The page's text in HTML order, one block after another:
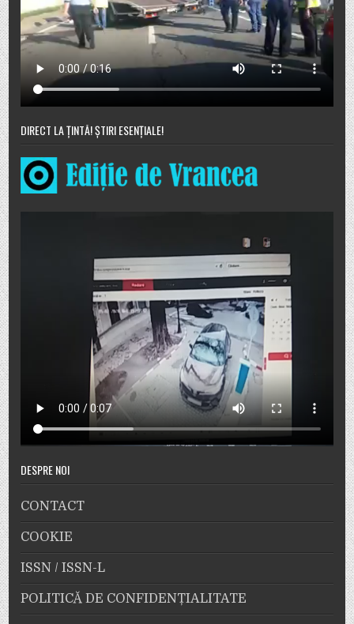
DIRECT LA ȚINTĂ! ȘTIRI ESENȚIALE!
DESPRE NOI
CONTACT
COOKIE
ISSN / ISSN-L
POLITICĂ DE CONFIDENȚIALITATE